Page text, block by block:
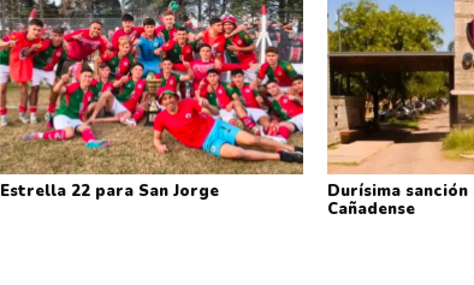
Estrella 22 para San Jorge
Durísima
Cañadense